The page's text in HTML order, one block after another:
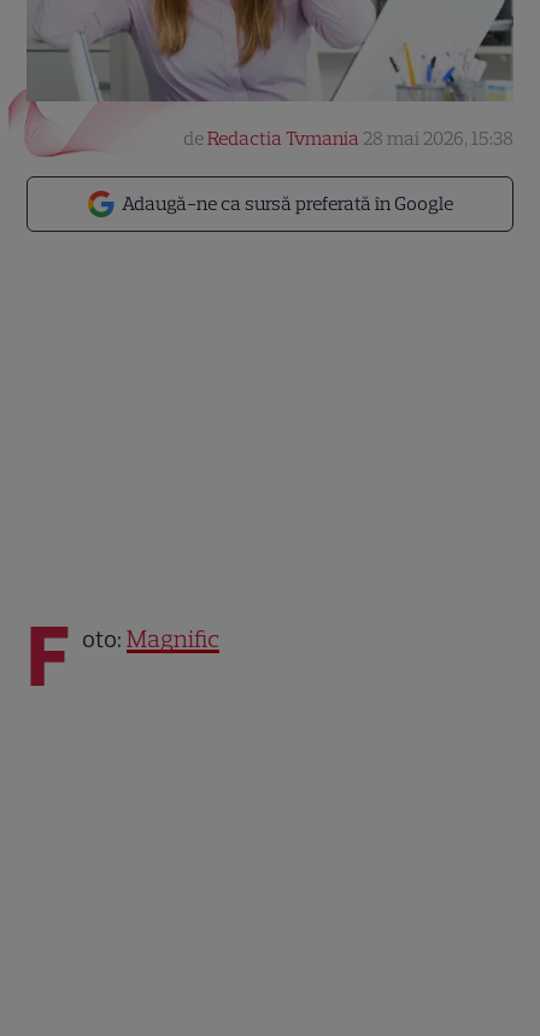
Adaugă-ne ca sursă preferată în Google
deRedactia Tvmania 28 mai 2026, 15:38
F oto:Magnific